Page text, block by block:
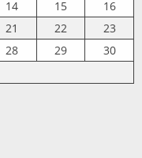
14 15
16
21 22
23
28 29
30